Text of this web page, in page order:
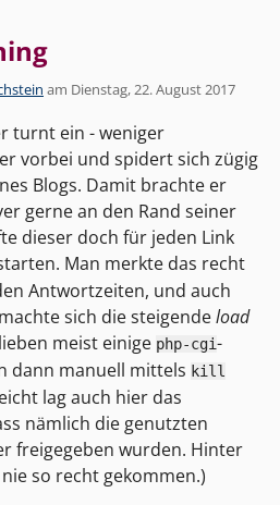
am Dienstag, 22. August 2017
turnt ein - weniger
vorbei und spidert sich zügig
Blogs. Damit brachte er
gerne an den Rand seiner
dieser doch für jeden Link
Man merkte das recht
Antwortzeiten, und auch
sich die steigendeload
meist einige php-cgi-
dann manuell mittels kill
lag auch hier das
nämlich die genutzten
freigegeben wurden. Hinter
so recht gekommen.)